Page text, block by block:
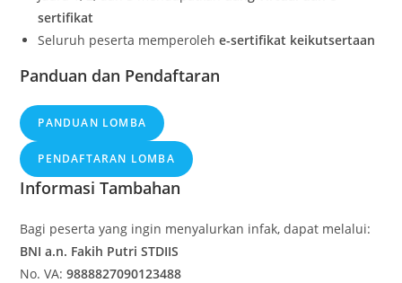
sertifikat
Seluruh peserta memperolehe-sertifikat keikutsertaan
Panduan dan Pendaftaran
PANDUAN LOMBA
PENDAFTARAN LOMBA
Informasi Tambahan
Bagi peserta yang ingin menyalurkan infak, dapat melalui:
BNI a.n. Fakih Putri STDIIS
No. VA:9888827090123488